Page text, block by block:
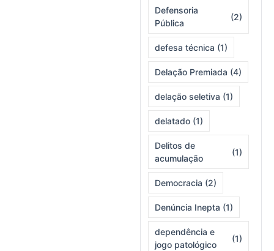
Defensoria
Pública
(2)
defesa técnica (1)
Delação Premiada (4)
delação seletiva (1)
delatado (1)
Delitos de
acumulação
(1)
Democracia (2)
Denúncia Inepta (1)
dependência e
jogo patológico
(1)